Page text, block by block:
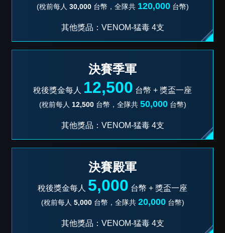
(稅前每人 30,000台幣，全隊共 120,000台幣)
其他獎品：VENOM-猛毒 4支
決賽季軍
稅後獎金每人 12,500 台幣 + 獎盃一座
(稅前每人 12,500台幣，全隊共 50,000台幣)
其他獎品：VENOM-猛毒 4支
決賽殿軍
稅後獎金每人 5,000 台幣 + 獎盃一座
(稅前每人 5,000台幣，全隊共 20,000台幣)
其他獎品：VENOM-猛毒 4支